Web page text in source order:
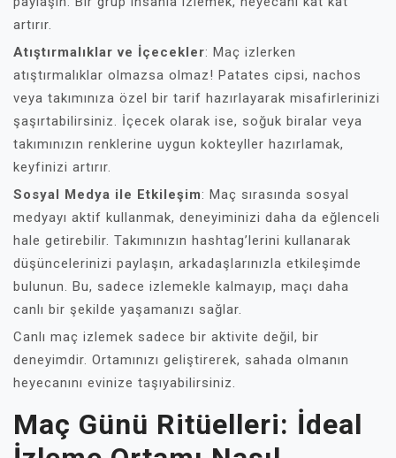
artırır.
Atıştırmalıklar ve İçecekler: Maç izlerken
atıştırmalıklar olmazsa olmaz! Patates cipsi, nachos
veya takımınıza özel bir tarif hazırlayarak misafirlerinizi
şaşırtabilirsiniz. İçecek olarak ise, soğuk biralar veya
takımınızın renklerine uygun kokteyller hazırlamak,
keyfinizi artırır.
Sosyal Medya ile Etkileşim: Maç sırasında sosyal
medyayı aktif kullanmak, deneyiminizi daha da eğlenceli
hale getirebilir. Takımınızın hashtag’lerini kullanarak
düşüncelerinizi paylaşın, arkadaşlarınızla etkileşimde
bulunun. Bu, sadece izlemekle kalmayıp, maçı daha
canlı bir şekilde yaşamanızı sağlar.
Canlı maç izlemek sadece bir aktivite değil, bir
deneyimdir. Ortamınızı geliştirerek, sahada olmanın
heyecanını evinize taşıyabilirsiniz.
Maç Günü Ritüelleri: İdeal